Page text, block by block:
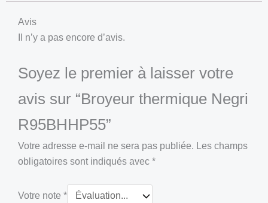
Avis
Il n’y a pas encore d’avis.
Soyez le premier à laisser votre
avis sur “Broyeur thermique Negri
R95BHHP55”
Votre adresse e-mail ne sera pas publiée. Les champs
obligatoires sont indiqués avec *
Votre note *